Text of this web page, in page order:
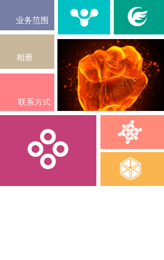
业务范围
相册
联系方式